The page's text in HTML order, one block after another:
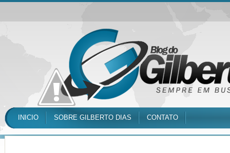
INICIO SOBRE GILBERTO DIAS CONTATO